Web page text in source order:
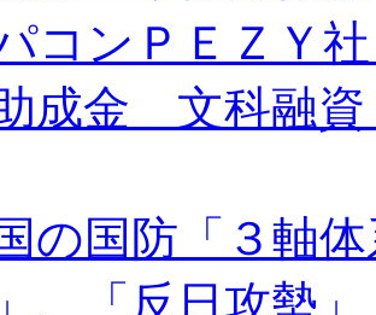
コンＰＥＺＹ
成金 文科融
の国防「３軸
、「反日攻勢」